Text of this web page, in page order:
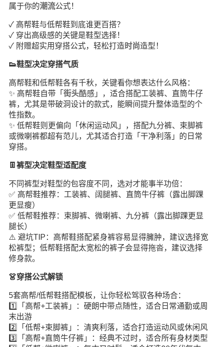
属于你的潮流公式！
✓ 高帮鞋与低帮鞋到底谁更百搭？
✓ 穿出高级感的关键是鞋型选择！
✓ 附赠超实用穿搭公式，轻松打造时尚造型！
👟鞋型决定穿搭气质
高帮鞋和低帮鞋各有千秋，关键看你想表达什么风格：
✨ 高帮鞋自带「 街头酷感」，适合搭配工装裤、直筒牛仔
裤，尤其是带破洞设计的款式，能瞬间提升整体造型的个
性指数。
✨ 低帮鞋则更偏向「休闲运动风」，搭配九分裤、束脚裤
或微喇裤都超有范儿，尤其适合打造「干净利落」的日常
穿搭。
👖裤型决定鞋型适配度
不同裤型对鞋型的包容度不同，选对才能事半功倍：
✅ 高帮鞋推荐：工装裤、阔腿裤、直筒牛仔裤（露出脚踝
更显瘦）
✅ 低帮鞋推荐：束脚裤、微喇裤、九分裤（露出脚踝更显
腿长）
⚠️ 避坑TIP：高帮鞋搭配紧身裤容易显得臃肿，建议选择宽
松裤型；低帮鞋搭配太宽松的裤子会显得拖沓，建议选择
修身款。
👗穿搭公式解锁
5套高帮/低帮鞋搭配模板，让你轻松驾驭各种场合：
1️⃣「高帮+工装裤」：硬朗中带点随性，适合日常通勤或周
末出游
2️⃣「低帮+束脚裤」：清爽利落，适合打造运动风或休闲风
3️⃣「高帮+直筒牛仔裤」：经典不过时，适合所有身材类型